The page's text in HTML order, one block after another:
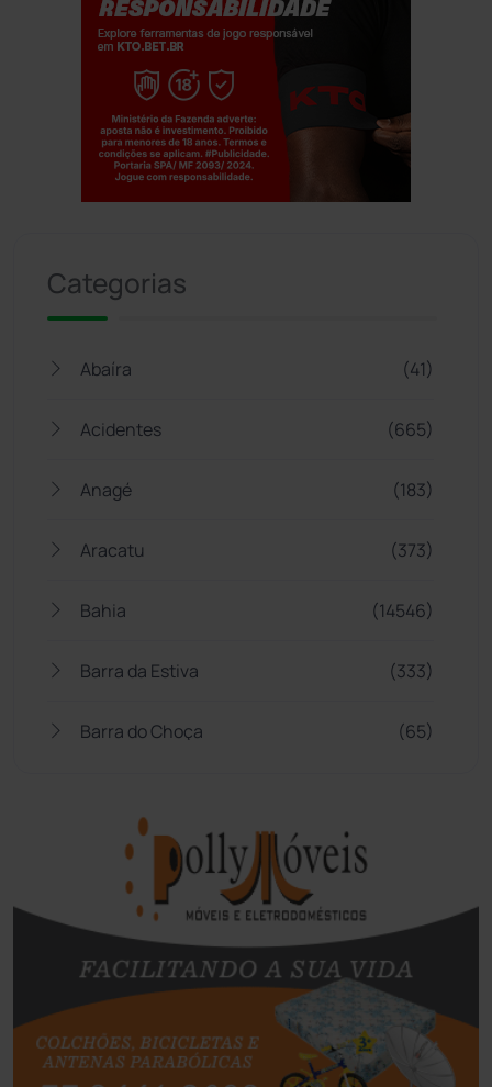
Categorias
Abaíra (41)
Acidentes (665)
Anagé (183)
Aracatu (373)
Bahia (14546)
Barra da Estiva (333)
Barra do Choça (65)
Bom Jesus da Lapa
Boquira
Botuporã (72)
Brasil (7680)